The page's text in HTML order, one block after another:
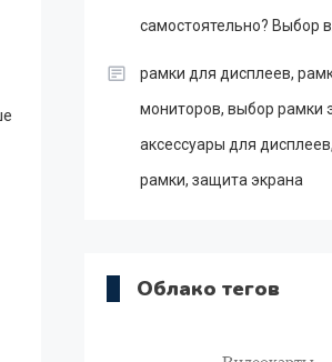
самостоятельно? Выбор
рамки для дисплеев,
мониторов, выбор рамки
аксессуары для
рамки, защита экрана
Облако тегов